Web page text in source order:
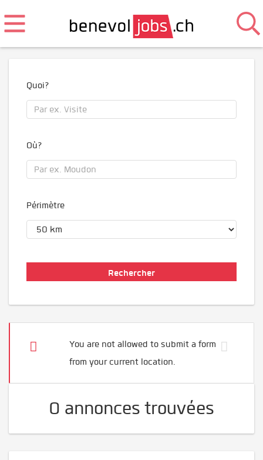
Quoi?
Où?
Périmètre
You are not allowed to submit a form
from your current location.
0 annonces trouvées